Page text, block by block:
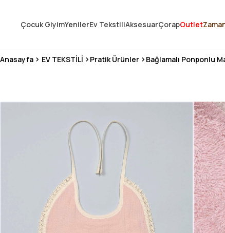
3 MİLYONDAN FAZLA MUTLU MÜŞTERİ ❤️ 10 MİLYON ÜRÜN
Çocuk GiyimYenilerEv TekstiliAksesuarÇorapOutlet
Anasayfa EV TEKSTİLİ Pratik Ürünler Bağlamalı Ponponlu